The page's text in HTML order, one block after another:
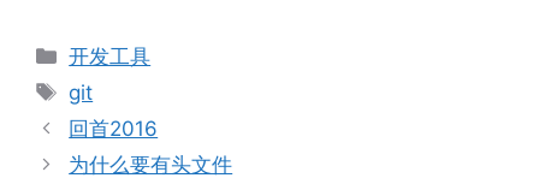
分
类
开发工具
标
签
git
回首2016
为什么要有头文件